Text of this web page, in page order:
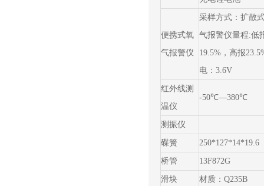
便携式氧
气报警仪
采样方式：扩散
气报警仪量程:低
19.5%，高报
电：3.6V
红外线测
温仪
-50℃—380℃
测振仪
碟簧 250*127*14*19.6
桥管 13F872G
滑块 材质：Q235B